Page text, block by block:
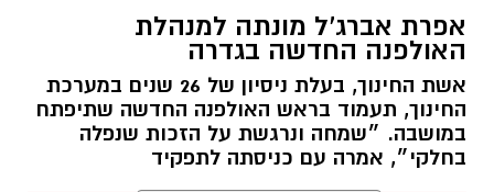
צילומים: משרד הבריאות
במוצרי שיער נוספים שנתפסו במסגרת מבצע
פיקוח שנערך בתשעה סניפי רשת "מרכז
ההחלקות".
אפרת אברג’ל מונתה למנהלת
האולפנה החדשה בגדרה
אשת החינוך, בעלת ניסיון של 26 שנים במערכת
החינוך, תעמוד בראש האולפנה החדשה שתיפתח
במושבה. ״שמחה ונרגשת על הזכות שנפלה
בחלקי״, אמרה עם כניסתה לתפקיד